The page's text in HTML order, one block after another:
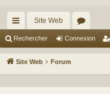
cc
ès
ra
Site Web
or
u
m
Rechercher Connexion
Site Web Forum